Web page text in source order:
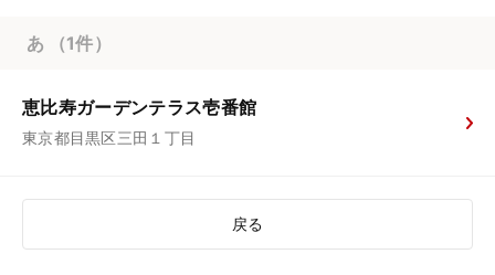
あ （1件）
恵比寿ガーデンテラス壱番館
東京都目黒区三田１丁目
戻る